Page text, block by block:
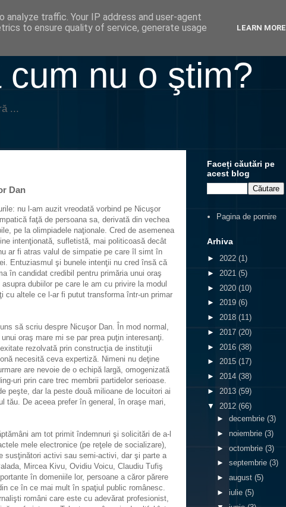
nu o ştim?
...
Dan
nu l-am auzit vreodată vorbind pe Nicuşor
faţă de persoana sa, derivată din vechea
pe la olimpiadele naţionale. Cred de asemenea
intenţionată, sufletistă, mai politicoasă decât
ar fi atras valul de simpatie pe care îl simt în
Entuziasmul şi bunele intenţii nu cred însă că
în candidat credibil pentru primăria unui oraş
dubiilor pe care le am cu privire la modul
cu altele ce l-ar fi putut transforma într-un primar
să scriu despre Nicuşor Dan. În mod normal,
oraş mare mi se par prea puţin interesanţi.
rezolvată prin construcţia de instituţii
necesită ceva expertiză. Nimeni nu deţine
are nevoie de o echipă largă, omogenizată
uri prin care trec membrii partidelor serioase.
peşte, dar la peste două milioane de locuitori ai
tău. De aceea prefer în general, în oraşe mari,
am tot primit îndemnuri şi solicitări de a-l
mele electronice (pe reţele de socializare),
susţinători activi sau semi-activi, dar şi parte a
Mircea Kivu, Ovidiu Voicu, Claudiu Tufiş
în domeniile lor, persoane a căror părere
ce în ce mai mult în spaţiul public românesc.
români care este cu adevărat profesionist,
Faceți căutări pe
acest blog
Pagina de pornire
Arhiva
► 2022 (1)
► 2021 (5)
► 2020 (10)
► 2019 (6)
► 2018 (11)
► 2017 (20)
► 2016 (38)
► 2015 (17)
► 2014 (38)
► 2013 (59)
▼ 2012 (66)
► decembrie (3)
► noiembrie (3)
► octombrie (3)
► septembrie (3)
► august (5)
► iulie (5)
traffic. Your IP address and user-agent
to ensure quality of service, generate usage
LEARN MORE